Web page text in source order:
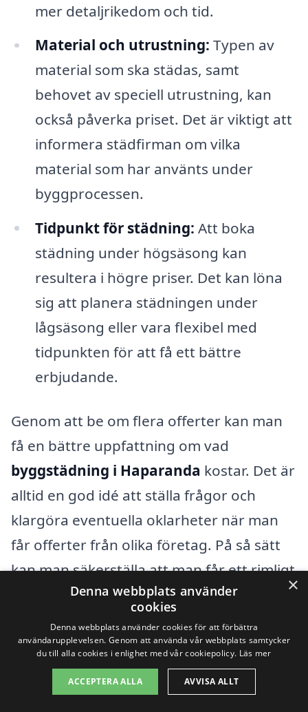
mer detaljrikedom och tid.
Material och utrustning: Typen av
material som ska städas, samt
behovet av speciell utrustning, kan
också påverka priset. Det är viktigt att
informera städfirman om vilka
material som har använts under
byggprocessen.
Tidpunkt för städning: Att boka
städning under högsäsong kan
resultera i högre priser. Det kan löna
sig att planera städningen under
lågsäsong eller vara flexibel med
tidpunkten för att få ett bättre
erbjudande.
Genom att be om flera offerter kan man
få en bättre uppfattning om vad
byggstädning i Haparanda kostar. Det är
alltid en god idé att ställa frågor och
klargöra eventuella oklarheter när man
får offerter från olika företag. På så sätt
kan man säkerställa att man får ett rimligt
pris och en service som motsvarar ens
behov.
Att använda en plattform somxn--
byggstdning-pris-0nb.se
kan underlätta
×
Denna webbplats använder
cookies
Denna webbplats använder cookies för att förbättra
användarupplevelsen. Genom att använda vår webbplats samtycker
du till alla cookies i enlighet med vår cookiepolicy. Läs mer
ACCEPTERA ALLA AVVISA ALLT